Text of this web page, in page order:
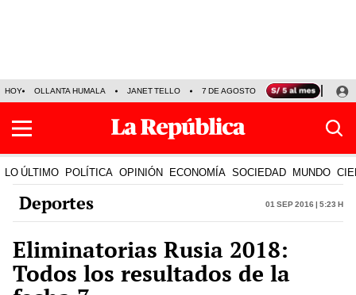
HOY OLLANTA HUMALA JANET TELLO 7 DE AGOSTO TINKA RESULTADOS
LO ÚLTIMO POLÍTICA OPINIÓN ECONOMÍA SOCIEDAD MUNDO
Deportes 01 Sep 2016 | 5:23 h
Eliminatorias Rusia 2018:
Todos los resultados de la